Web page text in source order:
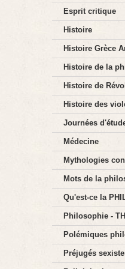
Esprit critique
Histoire
Histoire Grèce
Histoire de la
Histoire de
Histoire des
Journées
Médecine
Mythologies
Mots de la
Qu'est-ce la
Philosophie -
Polémiques
Préjugés